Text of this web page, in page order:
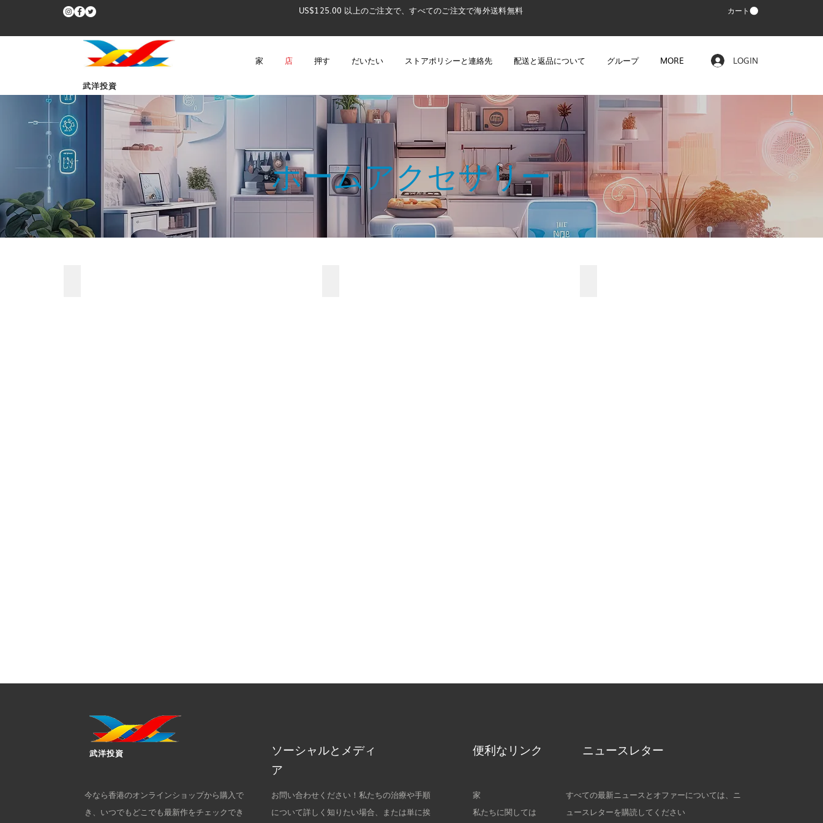
家 店 押す だいたい ストアポリシーと連絡先 配送と返品について グループ MORE
US$125.00 以上のご注文で、すべてのご注文で海外送料無料 カート
LOGIN
武洋投資
ホームアクセサリー
武洋投資
今なら香港のオンラインショップから購入で
き、いつでもどこでも最新作をチェックでき
ソーシャルとメディ
ア
お問い合わせください！私たちの治療や手順
について詳しく知りたい場合、または単に挨
便利なリンク ニュースレター
家
私たちに関しては
すべての最新ニュースとオファーについては、ニ
ュースレターを購読してください